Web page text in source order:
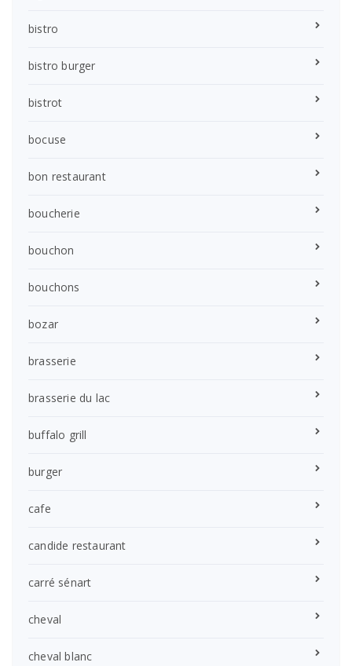
bistro
bistro burger
bistrot
bocuse
bon restaurant
boucherie
bouchon
bouchons
bozar
brasserie
brasserie du lac
buffalo grill
burger
cafe
candide restaurant
carré sénart
cheval
cheval blanc